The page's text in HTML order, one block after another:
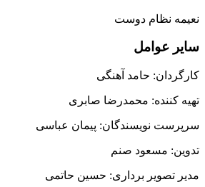
نعیمه نظام دوست
سایر عوامل
کارگردان: حامد آهنگی
تهیه کننده: محمدرضا صابری
سرپرست نویسندگان: پیمان عباسی
تدوین: مسعود صنم
مدیر تصویر برداری: حسین حاتمی